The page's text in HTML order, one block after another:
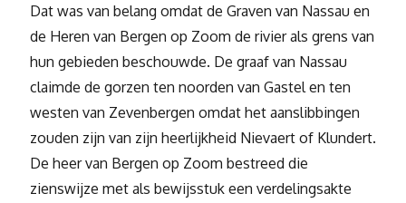
Dat was van belang omdat de Graven van Nassau en
de Heren van Bergen op Zoom de rivier als grens van
hun gebieden beschouwde. De graaf van Nassau
claimde de gorzen ten noorden van Gastel en ten
westen van Zevenbergen omdat het aanslibbingen
zouden zijn van zijn heerlijkheid Nievaert of Klundert.
De heer van Bergen op Zoom bestreed die
zienswijze met als bewijsstuk een verdelingsakte